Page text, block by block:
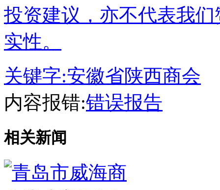
投资建议，亦不代表我
实性。
关键字:安徽省陕西商会
内容报错:错误报告
相关新闻